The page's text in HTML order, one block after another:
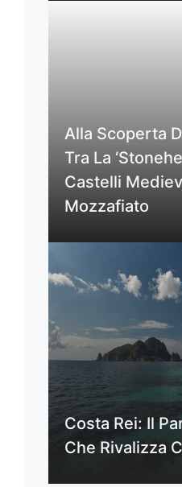
Alla Scoperta
Tra La
Castelli
Mozzafiato
Costa Rei: Il
Che Rivalizza